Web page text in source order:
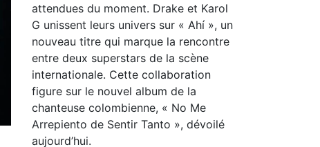
attendues du moment. Drake et Karol
G unissent leurs univers sur « Ahí », un
nouveau titre qui marque la rencontre
entre deux superstars de la scène
internationale. Cette collaboration
figure sur le nouvel album de la
chanteuse colombienne, « No Me
Arrepiento de Sentir Tanto », dévoilé
aujourd’hui.